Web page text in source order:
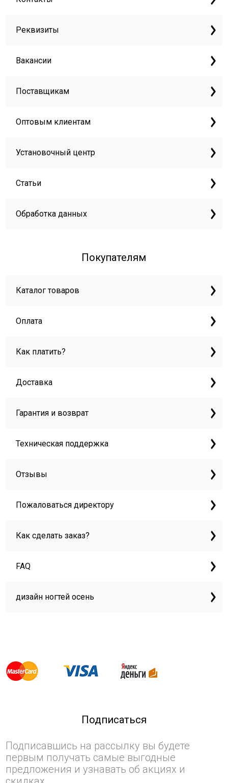
Реквизиты
Вакансии
Поставщикам
Оптовым клиентам
Установочный центр
Статьи
Обработка данных
Покупателям
Каталог товаров
Оплата
Как платить?
Доставка
Гарантия и возврат
Техническая поддержка
Отзывы
Пожаловаться директору
Как сделать заказ?
FAQ
дизайн ногтей осень
Подписаться
Подписавшись на рассылку вы будете
первым получать самые выгодные
предложения и узнавать об акциях и